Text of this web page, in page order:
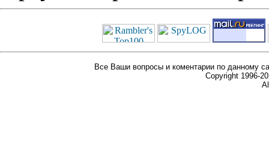
Все Ваши вопросы и коментарии по данному
Copyright 1996-